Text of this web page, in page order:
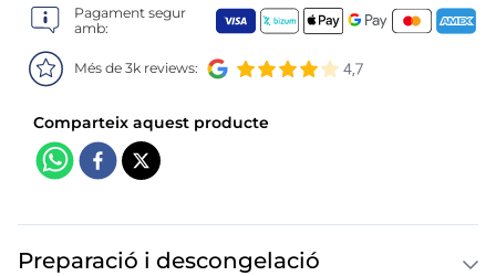
Pagament segur
amb:
Més de 3k reviews:
Preparació i descongelació
halibut
10. helados polos